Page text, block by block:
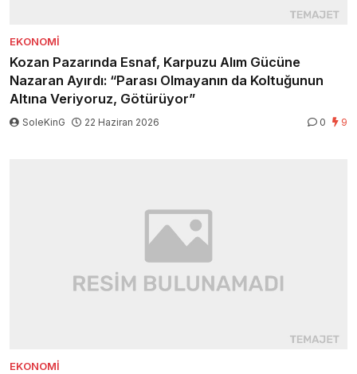
EKONOMI
Kozan Pazarında Esnaf, Karpuzu Alım Gücüne
Nazaran Ayırdı: “Parası Olmayanın da Koltuğunun
Altına Veriyoruz, Götürüyor”
SoleKinG 22 Haziran 2026 0 9
EKONOMI